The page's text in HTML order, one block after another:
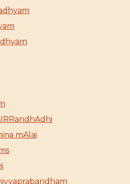
mAlai